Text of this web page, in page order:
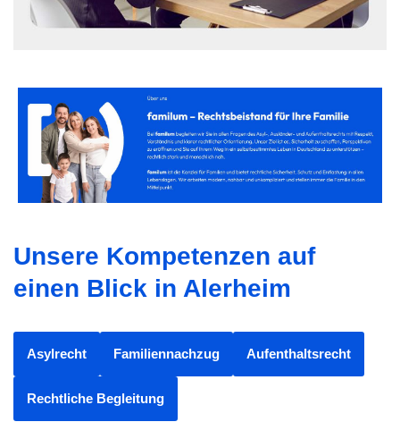
Unsere Kompetenzen auf
einen Blick in Alerheim
Asylrecht Familiennachzug Aufenthaltsrecht
Rechtliche Begleitung